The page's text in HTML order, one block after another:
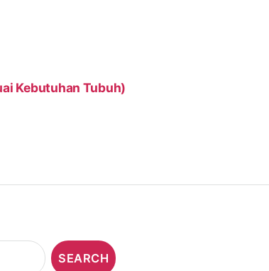
Kebutuhan Tubuh)